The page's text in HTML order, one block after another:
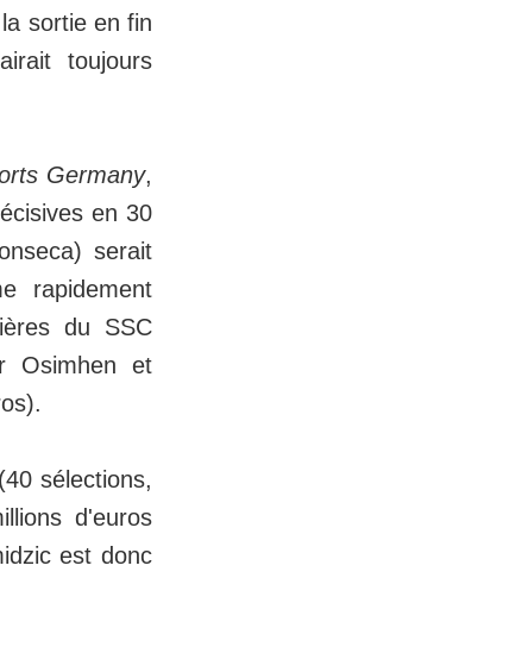
sortie en fin
toujours
Germany,
en 30
serait
rapidement
du SSC
Osimhen et
sélections,
d'euros
est donc